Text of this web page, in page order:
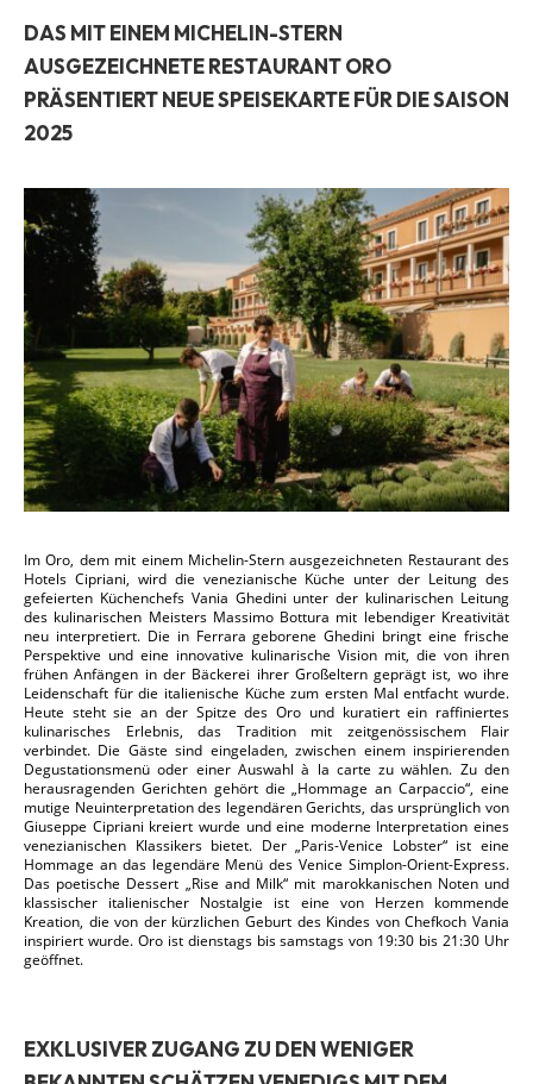
DAS MIT EINEM MICHELIN-STERN
AUSGEZEICHNETE RESTAURANT ORO
PRÄSENTIERT NEUE SPEISEKARTE FÜR DIE SAISON
2025
Im Oro, dem mit einem Michelin-Stern ausgezeichneten Restaurant des
Hotels Cipriani, wird die venezianische Küche unter der Leitung des
gefeierten Küchenchefs Vania Ghedini unter der kulinarischen Leitung
des kulinarischen Meisters Massimo Bottura mit lebendiger Kreativität
neu interpretiert. Die in Ferrara geborene Ghedini bringt eine frische
Perspektive und eine innovative kulinarische Vision mit, die von ihren
frühen Anfängen in der Bäckerei ihrer Großeltern geprägt ist, wo ihre
Leidenschaft für die italienische Küche zum ersten Mal entfacht wurde.
Heute steht sie an der Spitze des Oro und kuratiert ein raffiniertes
kulinarisches Erlebnis, das Tradition mit zeitgenössischem Flair
verbindet. Die Gäste sind eingeladen, zwischen einem inspirierenden
Degustationsmenü oder einer Auswahl à la carte zu wählen. Zu den
herausragenden Gerichten gehört die „Hommage an Carpaccio“, eine
mutige Neuinterpretation des legendären Gerichts, das ursprünglich von
Giuseppe Cipriani kreiert wurde und eine moderne Interpretation eines
venezianischen Klassikers bietet. Der „Paris-Venice Lobster“ ist eine
Hommage an das legendäre Menü des Venice Simplon-Orient-Express.
Das poetische Dessert „Rise and Milk“ mit marokkanischen Noten und
klassischer italienischer Nostalgie ist eine von Herzen kommende
Kreation, die von der kürzlichen Geburt des Kindes von Chefkoch Vania
inspiriert wurde. Oro ist dienstags bis samstags von 19:30 bis 21:30 Uhr
geöffnet.
EXKLUSIVER ZUGANG ZU DEN WENIGER